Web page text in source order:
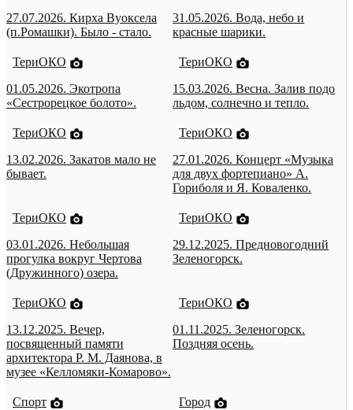
27.07.2026. Кирха Вуоксела
(п.Ромашки). Было - стало.
31.05.2026. Вода, небо и
красные шарики.
ТериОКО
01.05.2026. Экотропа
«Сестрорецкое болото».
ТериОКО
15.03.2026. Весна. Залив подо
льдом, солнечно и тепло.
ТериОКО
13.02.2026. Закатов мало не
бывает.
ТериОКО
27.01.2026. Концерт «Музыка
для двух фортепиано» А.
Гориболя и Я. Коваленко.
ТериОКО
03.01.2026. Небольшая
прогулка вокруг Чертова
(Дружинного) озера.
ТериОКО
29.12.2025. Предновогодний
Зеленогорск.
ТериОКО
13.12.2025. Вечер,
посвященный памяти
архитектора Р. М. Даянова, в
музее «Келломяки-Комарово».
ТериОКО
01.11.2025. Зеленогорск.
Поздняя осень.
Спорт
Город